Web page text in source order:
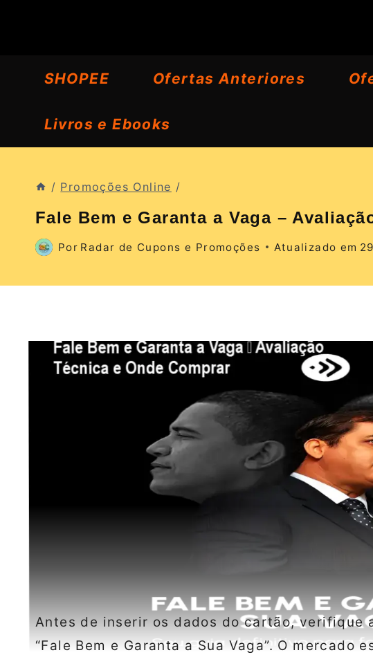
ConteúdoSHOPEE Ofertas Anteriores
Livros e Ebooks
/ Promoções Online /
Fale Bem e Garanta a Vaga –
Por Radar de Cupons e Promoções Atualizado em
Antes de inserir os dados do cartão, verifique
“Fale Bem e Garanta a Sua Vaga”. O mercado